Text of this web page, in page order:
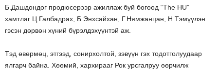
Б.Дашдондог продюсерээр ажиллаж буй бөгөөд “The HU”
хамтлаг Ц.Галбадрах, Б.Энхсайхан, Г.Нямжанцан, Н.Тэмүүлэн
гэсэн дөрвөн хүний бүрэлдэхүүнтэй аж.
Тэд өвөрмөц, этгээд, сонирхолтой, зэвүүн гэх тодотголуудаар
ялгарч байна. Хөөмий, хархирааг Рок урсгалруу өөрчилж